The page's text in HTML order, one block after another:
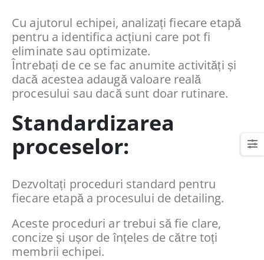
Cu ajutorul echipei, analizați fiecare etapă
pentru a identifica acțiuni care pot fi
eliminate sau optimizate.
Întrebați de ce se fac anumite activități și
dacă acestea adaugă valoare reală
procesului sau dacă sunt doar rutinare.
Standardizarea
proceselor:
Dezvoltați proceduri standard pentru
fiecare etapă a procesului de detailing.
Aceste proceduri ar trebui să fie clare,
concize și ușor de înțeles de către toți
membrii echipei.